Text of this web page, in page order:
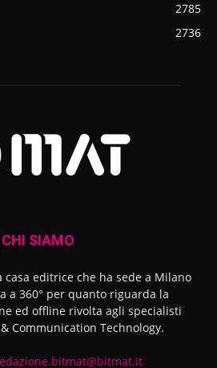
2785
2736
CHI SIAMO
casa editrice che ha sede a Milano
a 360° per quanto riguarda la
ed offline rivolta agli specialisti
Communication Technology.